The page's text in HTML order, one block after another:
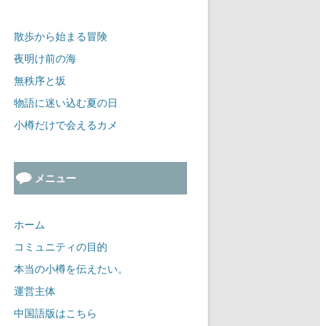
散歩から始まる冒険
夜明け前の海
無秩序と坂
物語に迷い込む夏の日
小樽だけで会えるカメ
メニュー
ホーム
コミュニティの目的
本当の小樽を伝えたい。
運営主体
中国語版はこちら